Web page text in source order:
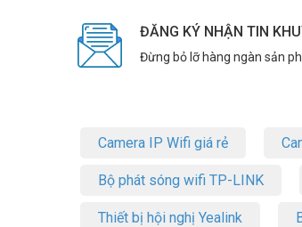
ĐĂNG KÝ NHẬN TIN
Đừng bỏ lỡ hàng ngàn sản
Camera IP Wifi giá rẻ
Bộ phát sóng wifi TP-LINK
Thiết bị hội nghị Yealink